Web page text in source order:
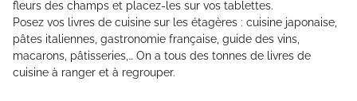
fleurs des champs et placez-les sur vos tablettes.
Posez vos livres de cuisine sur les étagères : cuisine japonaise,
pâtes italiennes, gastronomie française, guide des vins,
macarons, pâtisseries,… On a tous des tonnes de livres de
cuisine à ranger et à regrouper.